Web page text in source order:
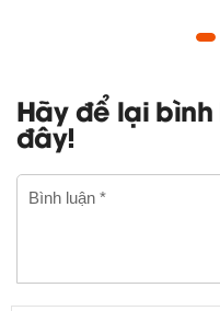
Hãy để lại
đây!